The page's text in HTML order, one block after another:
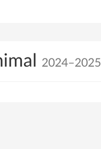
2024–2025